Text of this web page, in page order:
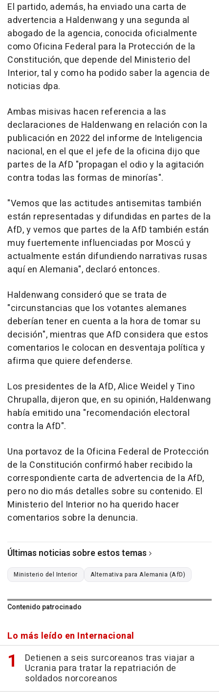
El partido, además, ha enviado una carta de
advertencia a Haldenwang y una segunda al
abogado de la agencia, conocida oficialmente
como Oficina Federal para la Protección de la
Constitución, que depende del Ministerio del
Interior, tal y como ha podido saber la agencia de
noticias dpa.
Ambas misivas hacen referencia a las
declaraciones de Haldenwang en relación con la
publicación en 2022 del informe de Inteligencia
nacional, en el que el jefe de la oficina dijo que
partes de la AfD "propagan el odio y la agitación
contra todas las formas de minorías".
"Vemos que las actitudes antisemitas también
están representadas y difundidas en partes de la
AfD, y vemos que partes de la AfD también están
muy fuertemente influenciadas por Moscú y
actualmente están difundiendo narrativas rusas
aquí en Alemania", declaró entonces.
Haldenwang consideró que se trata de
"circunstancias que los votantes alemanes
deberían tener en cuenta a la hora de tomar su
decisión", mientras que AfD considera que estos
comentarios le colocan en desventaja política y
afirma que quiere defenderse.
Los presidentes de la AfD, Alice Weidel y Tino
Chrupalla, dijeron que, en su opinión, Haldenwang
había emitido una "recomendación electoral
contra la AfD".
Una portavoz de la Oficina Federal de Protección
de la Constitución confirmó haber recibido la
correspondiente carta de advertencia de la AfD,
pero no dio más detalles sobre su contenido. El
Ministerio del Interior no ha querido hacer
comentarios sobre la denuncia.
Últimas noticias sobre estos temas
Ministerio del Interior Alternativa para Alemania (AfD)
Contenido patrocinado
Lo más leído en Internacional
Detienen a seis surcoreanos tras viajar a
Ucrania para tratar la repatriación de
soldados norcoreanos